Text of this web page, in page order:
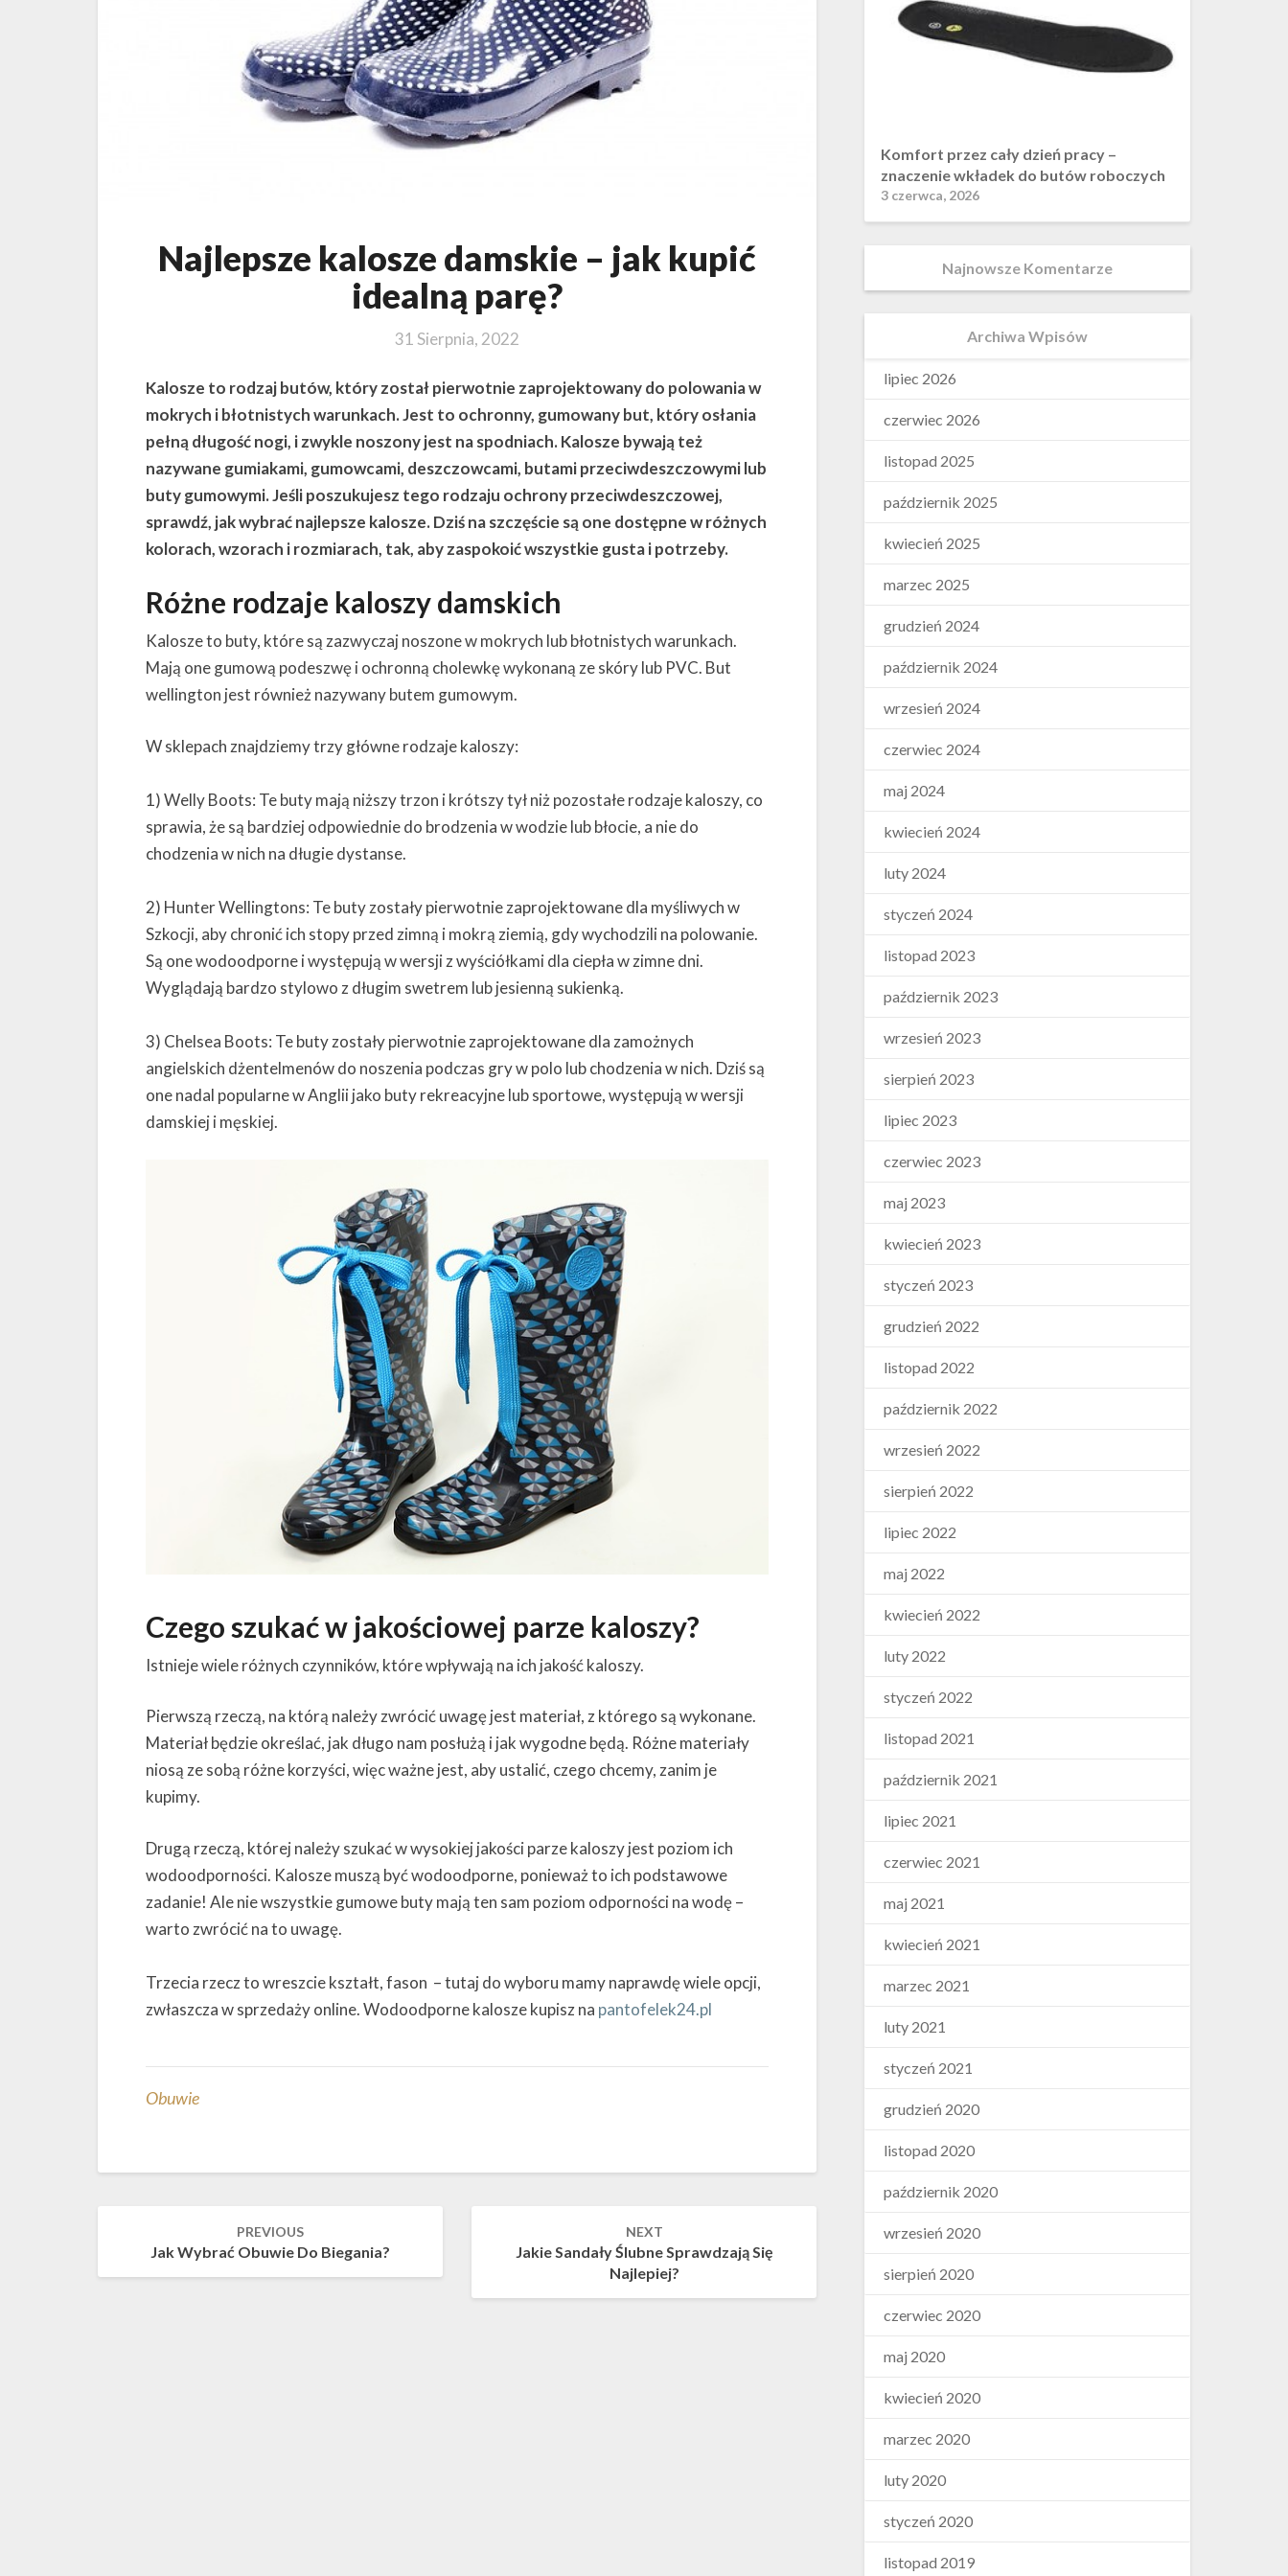
Najlepsze kalosze damskie – jak kupić
idealną parę?
31 Sierpnia, 2022
Kalosze to rodzaj butów, który został pierwotnie zaprojektowany do polowania w
mokrych i błotnistych warunkach. Jest to ochronny, gumowany but, który osłania
pełną długość nogi, i zwykle noszony jest na spodniach. Kalosze bywają też
nazywane gumiakami, gumowcami, deszczowcami, butami przeciwdeszczowymi lub
buty gumowymi. Jeśli poszukujesz tego rodzaju ochrony przeciwdeszczowej,
sprawdź, jak wybrać najlepsze kalosze. Dziś na szczęście są one dostępne w różnych
kolorach, wzorach i rozmiarach, tak, aby zaspokoić wszystkie gusta i potrzeby.
Różne rodzaje kaloszy damskich
Kalosze to buty, które są zazwyczaj noszone w mokrych lub błotnistych warunkach.
Mają one gumową podeszwę i ochronną cholewkę wykonaną ze skóry lub PVC. But
wellington jest również nazywany butem gumowym.
W sklepach znajdziemy trzy główne rodzaje kaloszy:
1) Welly Boots: Te buty mają niższy trzon i krótszy tył niż pozostałe rodzaje kaloszy, co
sprawia, że są bardziej odpowiednie do brodzenia w wodzie lub błocie, a nie do
chodzenia w nich na długie dystanse.
2) Hunter Wellingtons: Te buty zostały pierwotnie zaprojektowane dla myśliwych w
Szkocji, aby chronić ich stopy przed zimną i mokrą ziemią, gdy wychodzili na polowanie.
Są one wodoodporne i występują w wersji z wyściółkami dla ciepła w zimne dni.
Wyglądają bardzo stylowo z długim swetrem lub jesienną sukienką.
3) Chelsea Boots: Te buty zostały pierwotnie zaprojektowane dla zamożnych
angielskich dżentelmenów do noszenia podczas gry w polo lub chodzenia w nich. Dziś są
one nadal popularne w Anglii jako buty rekreacyjne lub sportowe, występują w wersji
damskiej i męskiej.
Czego szukać w jakościowej parze kaloszy?
Istnieje wiele różnych czynników, które wpływają na ich jakość kaloszy.
Pierwszą rzeczą, na którą należy zwrócić uwagę jest materiał, z którego są wykonane.
Materiał będzie określać, jak długo nam posłużą i jak wygodne będą. Różne materiały
niosą ze sobą różne korzyści, więc ważne jest, aby ustalić, czego chcemy, zanim je
kupimy.
Drugą rzeczą, której należy szukać w wysokiej jakości parze kaloszy jest poziom ich
wodoodporności. Kalosze muszą być wodoodporne, ponieważ to ich podstawowe
zadanie! Ale nie wszystkie gumowe buty mają ten sam poziom odporności na wodę –
warto zwrócić na to uwagę.
Trzecia rzecz to wreszcie kształt, fason – tutaj do wyboru mamy naprawdę wiele opcji,
zwłaszcza w sprzedaży online. Wodoodporne kalosze kupisz na pantofelek24.pl
Obuwie
navigation
PREVIOUS
Jak Wybrać Obuwie Do Biegania?
NEXT
Jakie Sandały Ślubne Sprawdzają Się
Najlepiej?
Komfort przez cały dzień pracy –
znaczenie wkładek do butów roboczych
3 czerwca, 2026
Najnowsze Komentarze
Archiwa Wpisów
lipiec 2026
czerwiec 2026
listopad 2025
październik 2025
kwiecień 2025
marzec 2025
grudzień 2024
październik 2024
wrzesień 2024
czerwiec 2024
maj 2024
kwiecień 2024
luty 2024
styczeń 2024
listopad 2023
październik 2023
wrzesień 2023
sierpień 2023
lipiec 2023
czerwiec 2023
maj 2023
kwiecień 2023
styczeń 2023
grudzień 2022
listopad 2022
październik 2022
wrzesień 2022
sierpień 2022
lipiec 2022
maj 2022
kwiecień 2022
luty 2022
styczeń 2022
listopad 2021
październik 2021
lipiec 2021
czerwiec 2021
maj 2021
kwiecień 2021
marzec 2021
luty 2021
styczeń 2021
grudzień 2020
listopad 2020
październik 2020
wrzesień 2020
sierpień 2020
czerwiec 2020
maj 2020
kwiecień 2020
marzec 2020
luty 2020
styczeń 2020
listopad 2019